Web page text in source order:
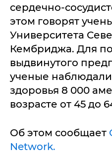
сердечно-
этом говорят
Университета
Кембриджа. Для
выдвинутого
ученые наблюдали
здоровья 8 000
возрасте от 45 до
Об этом сообщает
Network.